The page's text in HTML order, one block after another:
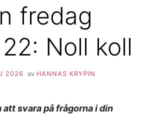
fredag
Noll koll
2026 av HANNAS KRYPIN
att svara på frågorna i din